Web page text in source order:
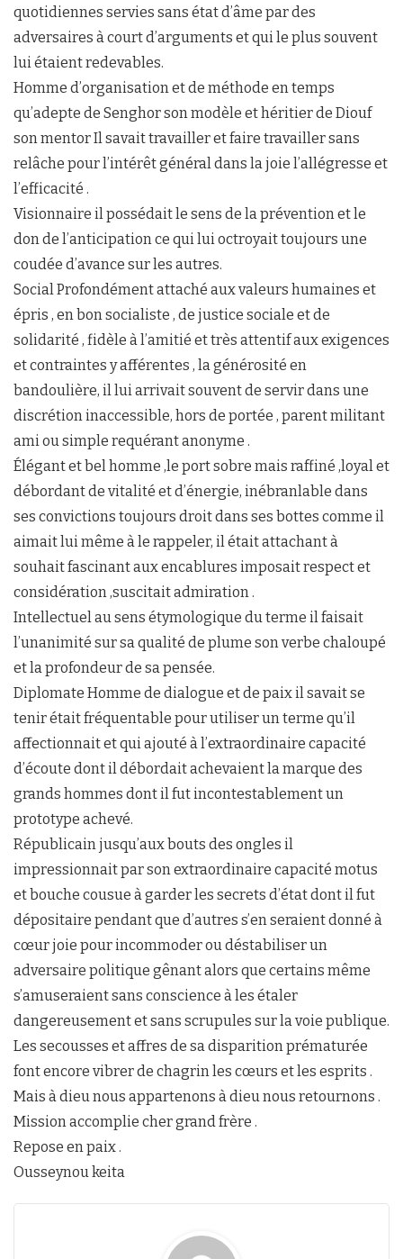
quotidiennes servies sans état d’âme par des
adversaires à court d’arguments et qui le plus souvent
lui étaient redevables.
Homme d’organisation et de méthode en temps
qu’adepte de Senghor son modèle et héritier de Diouf
son mentor Il savait travailler et faire travailler sans
relâche pour l’intérêt général dans la joie l’allégresse et
l’efficacité .
Visionnaire il possédait le sens de la prévention et le
don de l’anticipation ce qui lui octroyait toujours une
coudée d’avance sur les autres.
Social Profondément attaché aux valeurs humaines et
épris , en bon socialiste , de justice sociale et de
solidarité , fidèle à l’amitié et très attentif aux exigences
et contraintes y afférentes , la générosité en
bandoulière, il lui arrivait souvent de servir dans une
discrétion inaccessible, hors de portée , parent militant
ami ou simple requérant anonyme .
Élégant et bel homme ,le port sobre mais raffiné ,loyal et
débordant de vitalité et d’énergie, inébranlable dans
ses convictions toujours droit dans ses bottes comme il
aimait lui même à le rappeler, il était attachant à
souhait fascinant aux encablures imposait respect et
considération ,suscitait admiration .
Intellectuel au sens étymologique du terme il faisait
l’unanimité sur sa qualité de plume son verbe chaloupé
et la profondeur de sa pensée.
Diplomate Homme de dialogue et de paix il savait se
tenir était fréquentable pour utiliser un terme qu’il
affectionnait et qui ajouté à l’extraordinaire capacité
d’écoute dont il débordait achevaient la marque des
grands hommes dont il fut incontestablement un
prototype achevé.
Républicain jusqu’aux bouts des ongles il
impressionnait par son extraordinaire capacité motus
et bouche cousue à garder les secrets d’état dont il fut
dépositaire pendant que d’autres s’en seraient donné à
cœur joie pour incommoder ou déstabiliser un
adversaire politique gênant alors que certains même
s’amuseraient sans conscience à les étaler
dangereusement et sans scrupules sur la voie publique.
Les secousses et affres de sa disparition prématurée
font encore vibrer de chagrin les cœurs et les esprits .
Mais à dieu nous appartenons à dieu nous retournons .
Mission accomplie cher grand frère .
Repose en paix .
Ousseynou keita